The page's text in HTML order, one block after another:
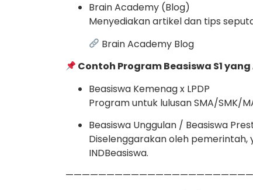
Brain Academy (Blog)
Menyediakan artikel dan tips
Brain Academy Blog
Contoh Program Beasiswa S1
Beasiswa Kemenag x LPDP
Program untuk lulusan SMA/SMK/
Beasiswa Unggulan / Beasiswa
Diselenggarakan oleh pemerintah,
INDBeasiswa.